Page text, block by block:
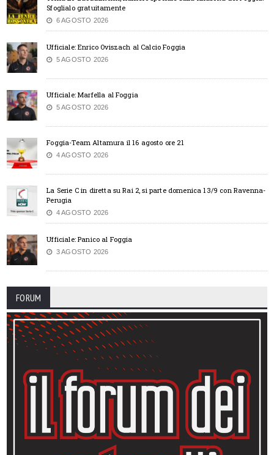
Sfoglialo gratuitamente
6 AGOSTO 2026
Ufficiale: Enrico Oviszach al Calcio Foggia
5 AGOSTO 2026
Ufficiale: Marfella al Foggia
5 AGOSTO 2026
Foggia-Team Altamura il 16 agosto ore 21
4 AGOSTO 2026
La Serie C in diretta su Rai 2, si parte domenica 13/9 con Ravenna-
Perugia
4 AGOSTO 2026
Ufficiale: Panico al Foggia
3 AGOSTO 2026
FORUM